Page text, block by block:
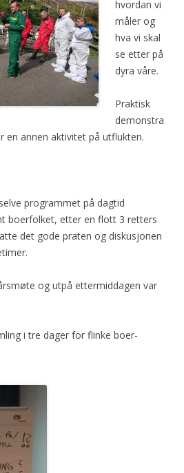
hvordan vi
måler og
hva vi skal
se etter på
dyra våre.
Praktisk
demonstra
en annen aktivitet på utflukten.
programmet på dagtid
boerfolket, etter en flott 3 retters
det gode praten og diskusjonen
og utpå ettermiddagen var
i tre dager for flinke boer-